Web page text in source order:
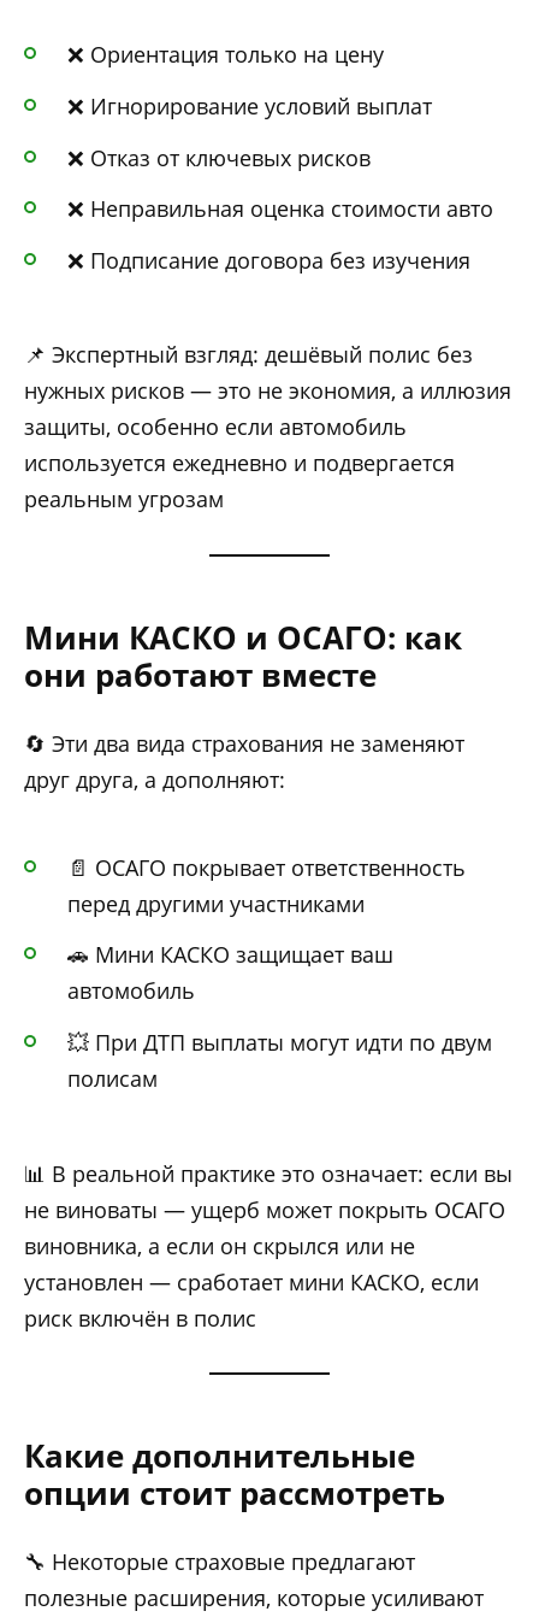
❌ Ориентация только на цену
❌ Игнорирование условий выплат
❌ Отказ от ключевых рисков
❌ Неправильная оценка стоимости авто
❌ Подписание договора без изучения
📌 Экспертный взгляд: дешёвый полис без
нужных рисков — это не экономия, а иллюзия
защиты, особенно если автомобиль
используется ежедневно и подвергается
реальным угрозам
Мини КАСКО и ОСАГО: как
они работают вместе
🔄 Эти два вида страхования не заменяют
друг друга, а дополняют:
📄 ОСАГО покрывает ответственность
перед другими участниками
🚗 Мини КАСКО защищает ваш
автомобиль
💥 При ДТП выплаты могут идти по двум
полисам
📊 В реальной практике это означает: если вы
не виноваты — ущерб может покрыть ОСАГО
виновника, а если он скрылся или не
установлен — сработает мини КАСКО, если
риск включён в полис
Какие дополнительные
опции стоит рассмотреть
🔧 Некоторые страховые предлагают
полезные расширения, которые усиливают